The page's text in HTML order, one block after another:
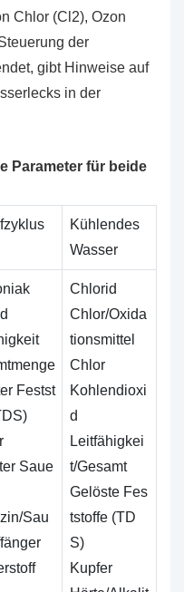
Chlor (Cl2), Ozon
der
gibt Hinweise auf
in der
Parameter für beide
Kühlendes
Wasser
Festst
Saue
Sau
Chlorid
Chlor/Oxida
tionsmittel
Chlor
Kohlendioxi
d
Leitfähigkei
t/Gesamt
Gelöste Fes
tstoffe (TD
S)
Kupfer